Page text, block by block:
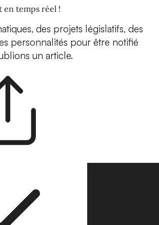
en temps réel !
des projets législatifs, des
personnalités pour être notifié
un article.